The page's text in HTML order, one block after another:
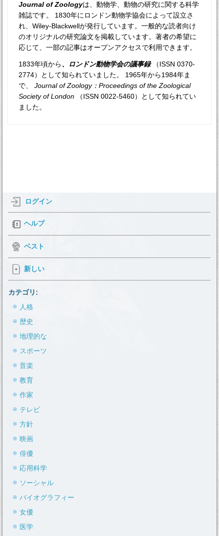
Journal of Zoologyは、動物学、動物の研究に関する科学
雑誌です。 1830年にロンドン動物学協会によって設立さ
れ、Wiley-Blackwellが発行しています。一般的な読者向け
のオリジナルの研究論文を掲載しています。著者の希望に
応じて、一部の記事はオープンアクセスで利用できます。
1833年頃から、ロンドン動物学会の議事録（ISSN 0370-
2774）として知られていました。 1965年から1984年ま
で、Journal of Zoology：Proceedings of the Zoological
Society of London （ISSN 0022-5460）として知られてい
ました。
ログイン
ヘルプ
ベスト
新しい
カテゴリ:
人格
歴史
地理的な
スポーツ
音楽
教育
作家
テレビ
方針
映画
俳優
応用科学
ソーシャル
バイオグラフィー
女優
医学